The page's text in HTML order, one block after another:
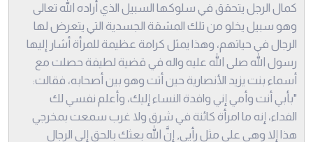
كمال الرجل يتحقق في سلوكها السبيل الذي أراده الله تعالى
وهو سبيل يخلو من تلك المشقة الجسدية التي يتعرض لها
الرجال في حياتهم، وهذا يمثل كرامة عظيمة للمرأة أشار إليها
رسول الله صلى الله عليه واله في قضية لطيفة حصلت مع
أسماء بنت يزيد الأنصارية حين أتت وهو بين أصحابه، فقالت:
"بأبي أنت وأمي إني وافدة النساء إليك، وأعلم نفسي لك
الفداء، إنه ما امرأة كائنة في شرق ولا غرب سمعت بمخرجي
هذا إلا وهي على مثل رأيي, إنَّ الله بعثك بالحق إلى الرجال